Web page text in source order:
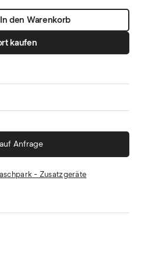
In den Warenkorb
kaufen
Anfrage
- Zusatzgeräte